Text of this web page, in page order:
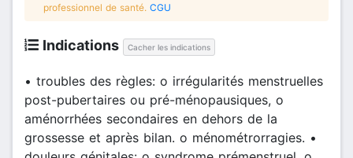
professionnel de santé. CGU
Indications Cacher les indications
• troubles des règles: o irrégularités menstruelles
post-pubertaires ou pré-ménopausiques, o
aménorrhées secondaires en dehors de la
grossesse et après bilan. o ménométrorragies. •